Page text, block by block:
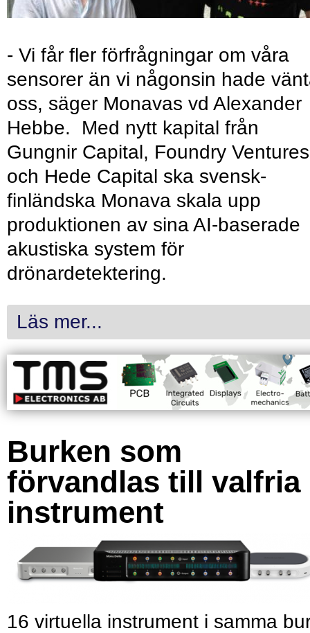
- Vi får fler förfrågningar om våra
sensorer än vi någonsin hade
oss, säger Monavas vd Alexander
Hebbe. Med nytt kapital från
Gungnir Capital, Foundry Ventures
och Hede Capital ska svensk-
finländska Monava skala upp
produktionen av sina AI-baserade
akustiska system för
drönardetektering.
Läs mer...
Burken som
förvandlas till valfria
instrument
16 virtuella instrument i samma